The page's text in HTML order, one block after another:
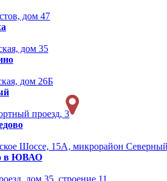
дом 47
дом 35
дом 26Б
проезд, 3
Шоссе, 15А, микрорайон
в ЮВАО
дом 35, строение 11